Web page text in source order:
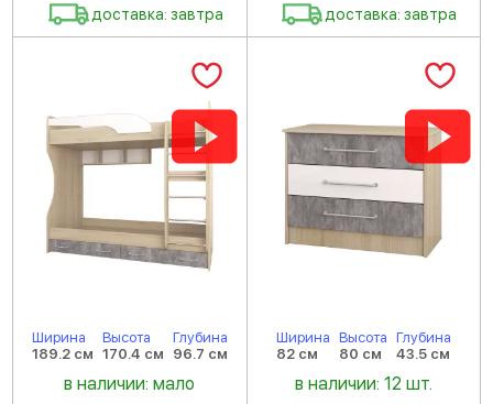
доставка: завтра доставка: завтра
Ширина
189.2 см
Высота
170.4 см
Глубина
96.7 см
в наличии: мало
Ширина
82 см
Высота
80 см
Глубина
43.5 см
в наличии: 12 шт.